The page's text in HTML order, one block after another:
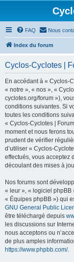
FAQ Nous
Index du forum
Cyclos-Cyclotes |
En accédant à « Cyclos-
« notre », « nos », «
cyclotes.org/forum »),
conditions suivantes. Si
toutes les conditions
« Cyclos-Cyclotes |
moment et nous ferons
prudent de vérifier
d’utiliser « Cyclos-
effectués, vous acceptez
découlant des mises à
Nos forums sont
« leur », « logiciel phpBB
« Équipes phpBB ») qui
GNU General Public
être téléchargé depuis
les discussions sur
nous acceptons ou
de plus amples
https://www.phpbb.com/.